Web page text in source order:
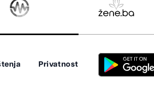
Privatnost